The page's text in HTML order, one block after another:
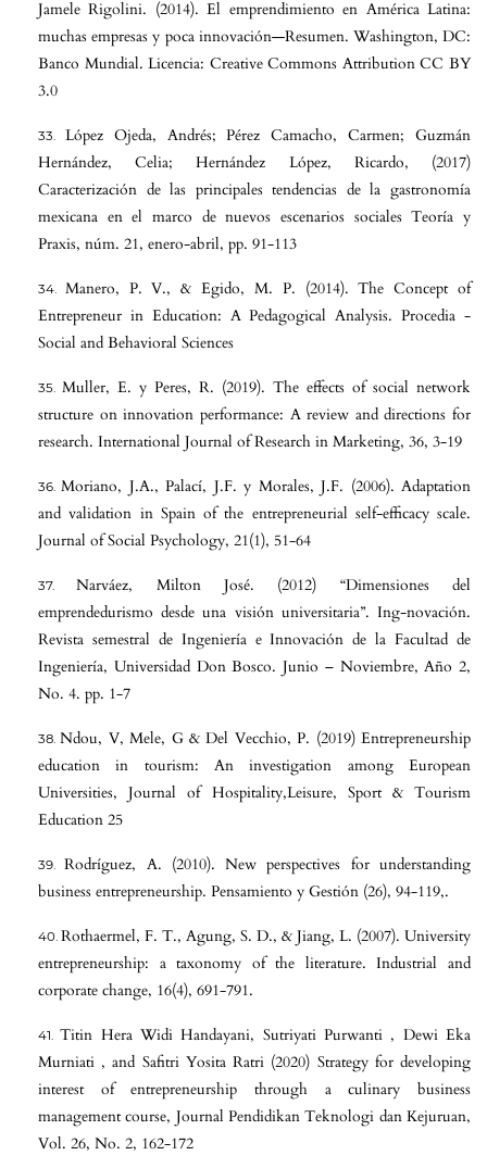
Jamele Rigolini. (2014). El emprendimiento en América Latina:
muchas empresas y poca innovación—Resumen. Washington, DC:
Banco Mundial. Licencia: Creative Commons Attribution CC BY
3.0
López Ojeda, Andrés; Pérez Camacho, Carmen; Guzmán
Hernández, Celia; Hernández López, Ricardo, (2017)
Caracterización de las principales tendencias de la gastronomía
mexicana en el marco de nuevos escenarios sociales Teoría y
Praxis, núm. 21, enero-abril, pp. 91-113
Manero, P. V., & Egido, M. P. (2014). The Concept of
Entrepreneur in Education: A Pedagogical Analysis. Procedia -
Social and Behavioral Sciences
Muller, E. y Peres, R. (2019). The effects of social network
structure on innovation performance: A review and directions for
research. International Journal of Research in Marketing, 36, 3-19
Moriano, J.A., Palací, J.F. y Morales, J.F. (2006). Adaptation
and validation in Spain of the entrepreneurial self-efficacy scale.
Journal of Social Psychology, 21(1), 51-64
Narváez, Milton José. (2012) “Dimensiones del
emprendedurismo desde una visión universitaria”. Ing-novación.
Revista semestral de Ingeniería e Innovación de la Facultad de
Ingeniería, Universidad Don Bosco. Junio – Noviembre, Año 2,
No. 4. pp. 1-7
Ndou, V, Mele, G & Del Vecchio, P. (2019) Entrepreneurship
education in tourism: An investigation among European
Universities, Journal of Hospitality,Leisure, Sport & Tourism
Education 25
Rodríguez, A. (2010). New perspectives for understanding
business entrepreneurship. Pensamiento y Gestión (26), 94-119,.
Rothaermel, F. T., Agung, S. D., & Jiang, L. (2007). University
entrepreneurship: a taxonomy of the literature. Industrial and
corporate change, 16(4), 691-791.
Titin Hera Widi Handayani, Sutriyati Purwanti , Dewi Eka
Murniati , and Safitri Yosita Ratri (2020) Strategy for developing
interest of entrepreneurship through a culinary business
management course, Journal Pendidikan Teknologi dan Kejuruan,
Vol. 26, No. 2, 162-172